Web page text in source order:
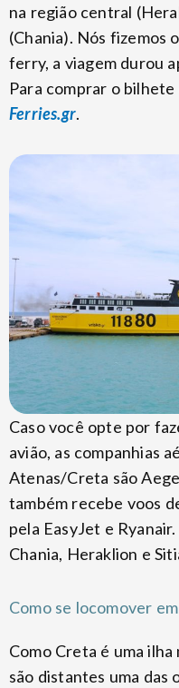
na região central
(Chania). Nós fizemos
ferry, a viagem durou
Para comprar o
Ferries.gr.
Caso você opte por
avião, as companhias
Atenas/Creta são
também recebe voos
pela EasyJet e
Chania, Heraklion e
Como se locomover
Como Creta é uma
são distantes uma das